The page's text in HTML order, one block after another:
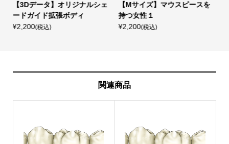
【3Dデータ】オリジナルシェ
ードガイド拡張ボディ
¥2,200(税込)
【Mサイズ】マウスピースを
持つ女性１
¥2,200(税込)
関連商品